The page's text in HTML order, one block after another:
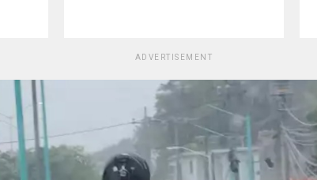
ADVERTISEMENT